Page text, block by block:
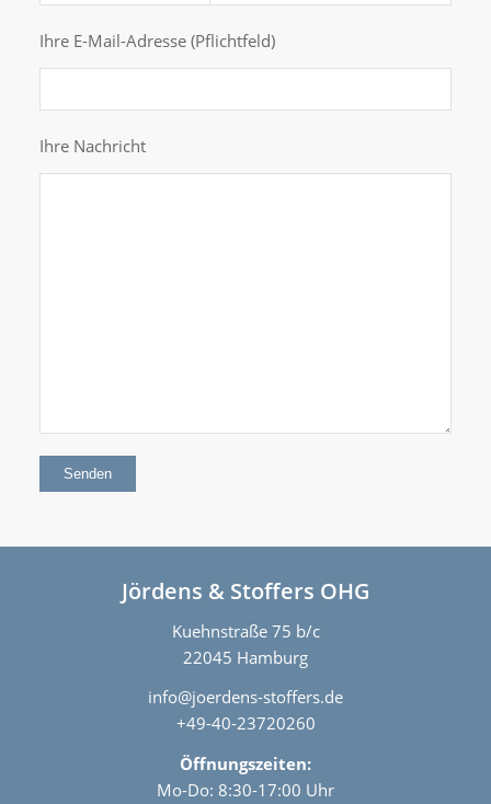
Ihre E-Mail-Adresse (Pflichtfeld)
Ihre Nachricht
Jördens & Stoffers OHG
Kuehnstraße 75 b/c
22045 Hamburg
info@joerdens-stoffers.de
+49-40-23720260
Öffnungszeiten:
Mo-Do: 8:30-17:00 Uhr